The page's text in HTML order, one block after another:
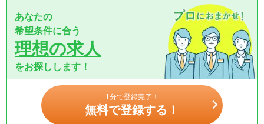
あなたの
希望条件に合う
理想の求人
をお探しします！
1分で登録完了！
無料で登録する！